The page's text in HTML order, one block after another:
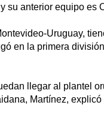
su anterior equipo es
Uruguay,
en la primera
llegar al plantel
Martínez,